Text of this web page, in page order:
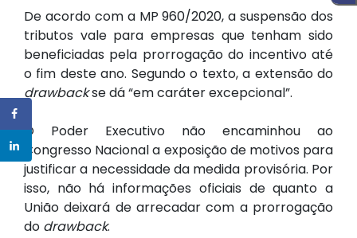
De acordo com a MP 960/2020, a suspensão dos
tributos vale para empresas que tenham sido
beneficiadas pela prorrogação do incentivo até
o fim deste ano. Segundo o texto, a extensão do
drawbackse dá “em caráter excepcional”.
O Poder Executivo não encaminhou ao
Congresso Nacional a exposição de motivos para
justificar a necessidade da medida provisória. Por
isso, não há informações oficiais de quanto a
União deixará de arrecadar com a prorrogação
do drawback.